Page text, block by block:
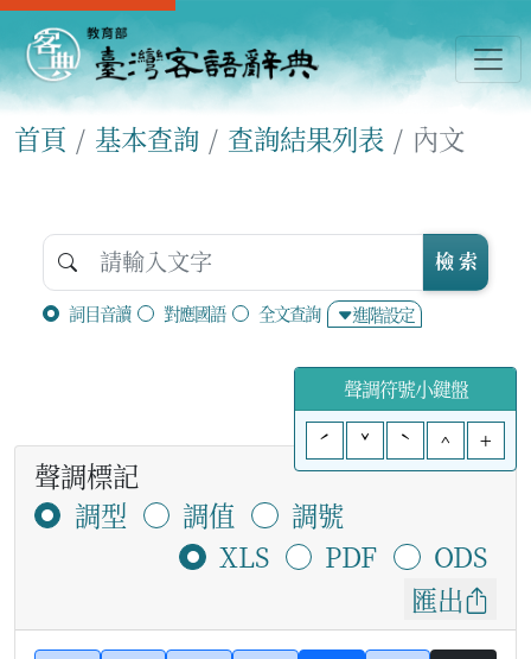
首頁 基本查詢 查詢結果列表 內文
詞目音讀 對應國語 全文查詢 進階設定
檢 索
聲調符號小鍵盤
ˊ
ˇ ˋ ^ +
聲調標記
調型
調值
調號
XLS
PDF
ODS
匯出